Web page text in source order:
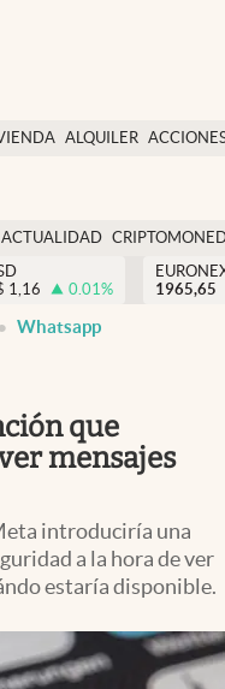
ALQUILER
USA
ACTUALIDAD
1,16 0.01%
1965,65
Whatsapp
que
mensajes
introduciría una
a la hora de ver
estaría disponible.